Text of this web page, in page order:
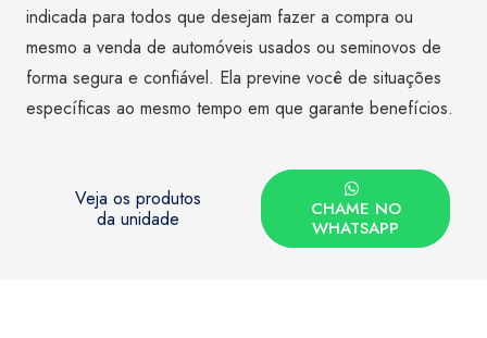
indicada para todos que desejam fazer a compra ou
mesmo a venda de automóveis usados ou seminovos de
forma segura e confiável. Ela previne você de situações
específicas ao mesmo tempo em que garante benefícios.
Veja os produtos
da unidade
CHAME NO
WHATSAPP